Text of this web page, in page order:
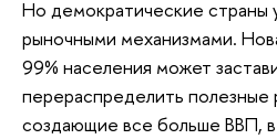
Но демократические страны
рыночными механизмами.
99% населения может
перераспределить полезные
создающие все больше ВВП,